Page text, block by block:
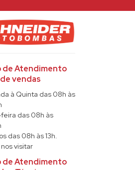
de Atendimento
vendas
à Quinta das 08h às
das 08h às
das 08h às 13h.
visitar
de Atendimento